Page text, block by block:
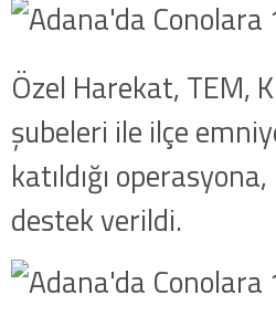
Özel Harekat, TEM,
şubeleri ile ilçe
katıldığı
destek verildi.